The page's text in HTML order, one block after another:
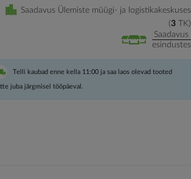
Saadavus Ülemiste müügi- ja logistikakeskuses
3
TK
Saadavus
esindustes
Telli kaubad enne kella 11:00 ja saa laos olevad tooted
juba järgmisel tööpäeval.